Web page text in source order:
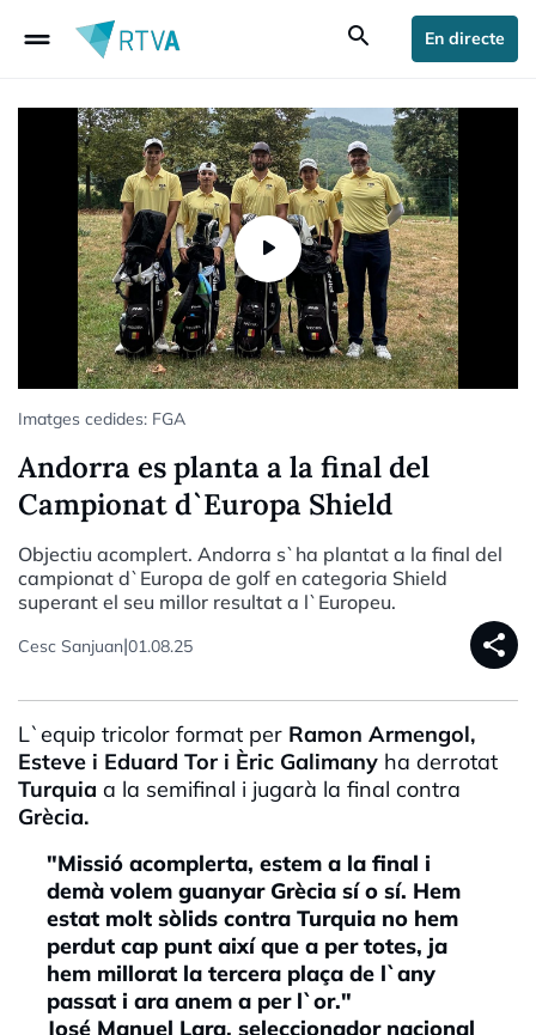
drag_handle search En directe
Imatges cedides: FGA
Andorra es planta a la final del
Campionat d`Europa Shield
Objectiu acomplert. Andorra s`ha plantat a la final del
campionat d`Europa de golf en categoria Shield
superant el seu millor resultat a l`Europeu.
Cesc Sanjuan|01.08.25 share
L`equip tricolor format per Ramon Armengol,
Esteve i Eduard Tor i Èric Galimany ha derrotat
Turquia a la semifinal i jugarà la final contra
Grècia.
"Missió acomplerta, estem a la final i
demà volem guanyar Grècia sí o sí. Hem
estat molt sòlids contra Turquia no hem
perdut cap punt així que a per totes, ja
hem millorat la tercera plaça de l`any
passat i ara anem a per l`or."
José Manuel Lara, seleccionador nacional